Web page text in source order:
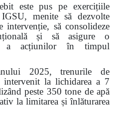
este pus pe exercițiile
menite să dezvolte
intervenție, să consolideze
și să asigure o
a acțiunilor în timpul
2025, trenurile de
la lichidarea a 7
peste 350 tone de apă
la limitarea și înlăturarea